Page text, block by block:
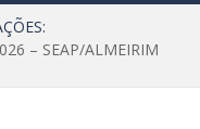
– SEAP/ALMEIRIM